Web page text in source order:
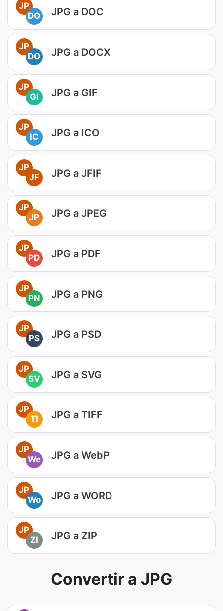
JP
DO
JPG a DOC
JP
DO
JPG a DOCX
JP
GI
JPG a GIF
JP
IC
JPG a ICO
JP
JF
JPG a JFIF
JP
JP
JPG a JPEG
JP
PD
JPG a PDF
JP
PN
JPG a PNG
JP
PS
JPG a PSD
JP
SV
JPG a SVG
JP
TI
JPG a TIFF
JP
We
JPG a WebP
JP
Wo
JPG a WORD
JP
ZI
JPG a ZIP
Convertir a JPG